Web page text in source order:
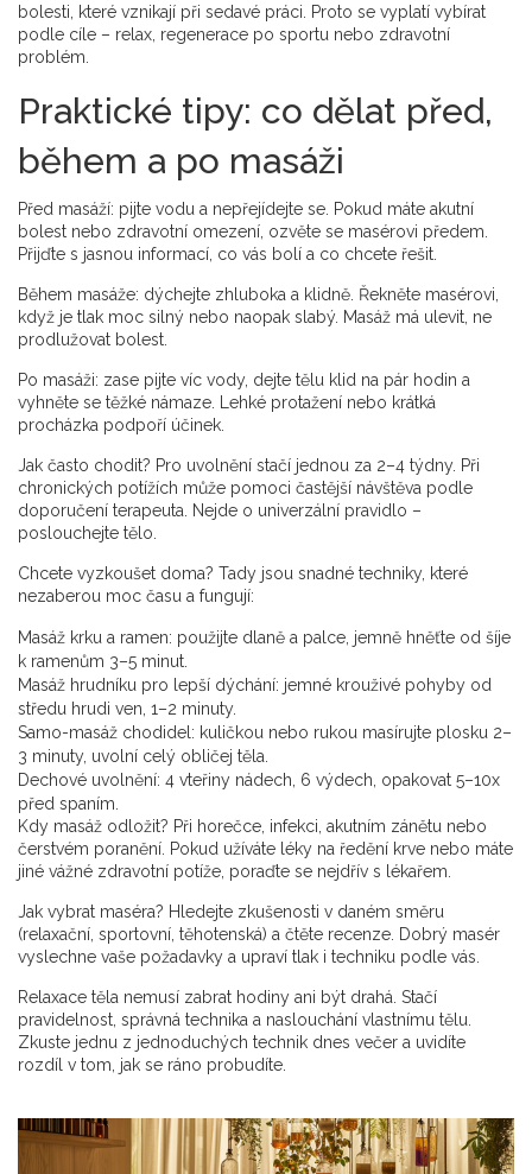
bolesti, které vznikají při sedavé práci. Proto se vyplatí vybírat
podle cíle – relax, regenerace po sportu nebo zdravotní
problém.
Praktické tipy: co dělat před,
během a po masáži
Před masáží: pijte vodu a nepřejídejte se. Pokud máte akutní
bolest nebo zdravotní omezení, ozvěte se masérovi předem.
Přijďte s jasnou informací, co vás bolí a co chcete řešit.
Během masáže: dýchejte zhluboka a klidně. Řekněte masérovi,
když je tlak moc silný nebo naopak slabý. Masáž má ulevit, ne
prodlužovat bolest.
Po masáži: zase pijte víc vody, dejte tělu klid na pár hodin a
vyhněte se těžké námaze. Lehké protažení nebo krátká
procházka podpoří účinek.
Jak často chodit? Pro uvolnění stačí jednou za 2–4 týdny. Při
chronických potížích může pomoci častější návštěva podle
doporučení terapeuta. Nejde o univerzální pravidlo –
poslouchejte tělo.
Chcete vyzkoušet doma? Tady jsou snadné techniky, které
nezaberou moc času a fungují:
Masáž krku a ramen: použijte dlaně a palce, jemně hněťte od šíje
k ramenům 3–5 minut.
Masáž hrudníku pro lepší dýchání: jemné krouživé pohyby od
středu hrudi ven, 1–2 minuty.
Samo-masáž chodidel: kuličkou nebo rukou masírujte plosku 2–
3 minuty, uvolní celý obličej těla.
Dechové uvolnění: 4 vteřiny nádech, 6 výdech, opakovat 5–10x
před spaním.
Kdy masáž odložit? Při horečce, infekci, akutním zánětu nebo
čerstvém poranění. Pokud užíváte léky na ředění krve nebo máte
jiné vážné zdravotní potíže, poraďte se nejdřív s lékařem.
Jak vybrat maséra? Hledejte zkušenosti v daném směru
(relaxační, sportovní, těhotenská) a čtěte recenze. Dobrý masér
vyslechne vaše požadavky a upraví tlak i techniku podle vás.
Relaxace těla nemusí zabrat hodiny ani být drahá. Stačí
pravidelnost, správná technika a naslouchání vlastnímu tělu.
Zkuste jednu z jednoduchých technik dnes večer a uvidíte
rozdíl v tom, jak se ráno probudíte.